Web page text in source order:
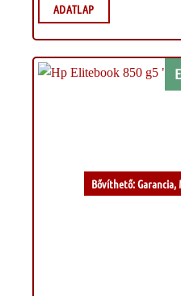
ADATLAP
Bővíthető: Garancia,